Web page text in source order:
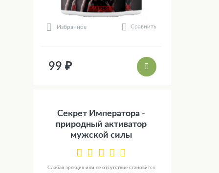
Избранное Сравнить
99 ₽
Секрет Императора -
природный активатор
мужской силы
Слабая эрекция или ее отсутствие становится